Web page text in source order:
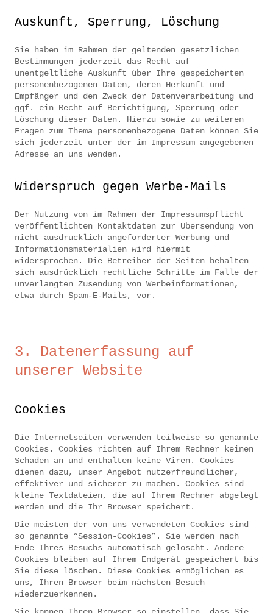
Auskunft, Sperrung, Löschung
Sie haben im Rahmen der geltenden gesetzlichen
Bestimmungen jederzeit das Recht auf
unentgeltliche Auskunft über Ihre gespeicherten
personenbezogenen Daten, deren Herkunft und
Empfänger und den Zweck der Datenverarbeitung und
ggf. ein Recht auf Berichtigung, Sperrung oder
Löschung dieser Daten. Hierzu sowie zu weiteren
Fragen zum Thema personenbezogene Daten können Sie
sich jederzeit unter der im Impressum angegebenen
Adresse an uns wenden.
Widerspruch gegen Werbe-Mails
Der Nutzung von im Rahmen der Impressumspflicht
veröffentlichten Kontaktdaten zur Übersendung von
nicht ausdrücklich angeforderter Werbung und
Informationsmaterialien wird hiermit
widersprochen. Die Betreiber der Seiten behalten
sich ausdrücklich rechtliche Schritte im Falle der
unverlangten Zusendung von Werbeinformationen,
etwa durch Spam-E-Mails, vor.
3. Datenerfassung auf
unserer Website
Cookies
Die Internetseiten verwenden teilweise so genannte
Cookies. Cookies richten auf Ihrem Rechner keinen
Schaden an und enthalten keine Viren. Cookies
dienen dazu, unser Angebot nutzerfreundlicher,
effektiver und sicherer zu machen. Cookies sind
kleine Textdateien, die auf Ihrem Rechner abgelegt
werden und die Ihr Browser speichert.
Die meisten der von uns verwendeten Cookies sind
so genannte “Session-Cookies”. Sie werden nach
Ende Ihres Besuchs automatisch gelöscht. Andere
Cookies bleiben auf Ihrem Endgerät gespeichert bis
Sie diese löschen. Diese Cookies ermöglichen es
uns, Ihren Browser beim nächsten Besuch
wiederzuerkennen.